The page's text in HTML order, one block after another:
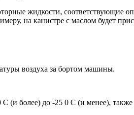
жидкости,
на канистре с маслом будет
воздуха за бортом машины.
(и более) до -25 0 С (и менее),